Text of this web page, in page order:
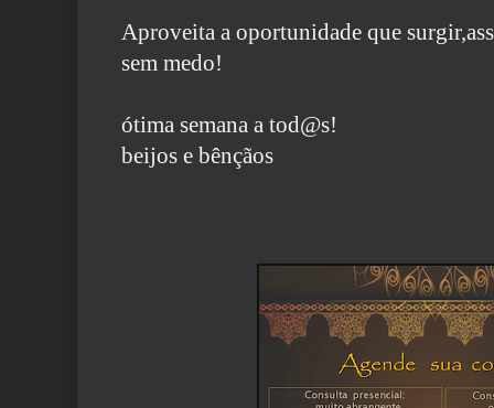
Aproveita a oportunidade que
sem medo!
ótima semana a tod@s!
beijos e bênçãos